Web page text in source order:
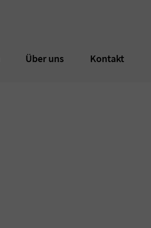
Über uns Kontakt
Über uns Kontakt